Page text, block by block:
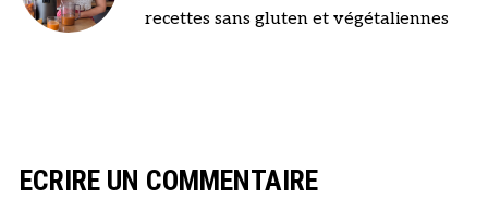
recettes sans gluten et végétaliennes
ECRIRE UN COMMENTAIRE